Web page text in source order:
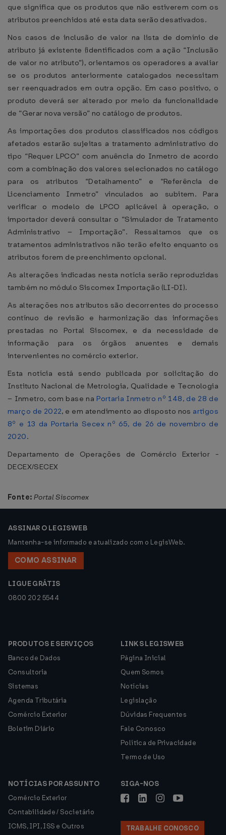
que significa que os produtos que não estiverem com os
atributos preenchidos até esta data serão desativados.
Nos casos de inclusão de valor na lista de domínio de
atributo já existente (identificados com a ação “Inclusão
de valor no atributo”), orientamos os operadores a avaliar
se os produtos anteriormente catalogados necessitam
ser reenquadrados em outra opção. Em caso positivo, o
produto deverá ser alterado por meio da funcionalidade
de “Gerar nova versão” no catálogo de produtos.
As importações dos produtos classificados nos códigos
afetados estarão sujeitas a tratamento administrativo do
tipo “Requer LPCO” com anuência do Inmetro de acordo
com a combinação dos valores selecionados no catálogo
para os atributos “Detalhamento” e “Referência de
Licenciamento Inmetro” vinculados ao subitem. Para
verificar o modelo de LPCO aplicável à operação, o
importador deverá consultar o “Simulador de Tratamento
Administrativo – Importação”. Ressaltamos que os
tratamentos administrativos não terão efeito enquanto os
atributos forem de preenchimento opcional.
As alterações indicadas nesta notícia serão reproduzidas
também no módulo Siscomex Importação (LI-DI).
As alterações nos atributos são decorrentes do processo
contínuo de revisão e harmonização das informações
prestadas no Portal Siscomex, e da necessidade de
informação para os órgãos anuentes e demais
intervenientes no comércio exterior.
Esta notícia está sendo publicada por solicitação do
Instituto Nacional de Metrologia, Qualidade e Tecnologia
– Inmetro, com base na Portaria Inmetro nº 148, de 28 de
março de 2022, e em atendimento ao disposto nos artigos
8º e 13 da Portaria Secex nº 65, de 26 de novembro de
2020.
Departamento de Operações de Comércio Exterior -
DECEX/SECEX
Fonte: Portal Siscomex
ASSINAR O LEGISWEB
Mantenha-se informado e atualizado com o LegisWeb.
COMO ASSINAR
LIGUE GRÁTIS
0800 202 5544
PRODUTOS E SERVIÇOS
Banco de Dados
Consultoria
Sistemas
Agenda Tributária
Comércio Exterior
Boletim Diário
LINKS LEGISWEB
Página Inicial
Quem Somos
Notícias
Legislação
Dúvidas Frequentes
Fale Conosco
Política de Privacidade
Termo de Uso
NOTÍCIAS POR ASSUNTO
Comércio Exterior
Contabilidade / Societário
ICMS, IPI, ISS e Outros
SIGA-NOS
TRABALHE CONOSCO